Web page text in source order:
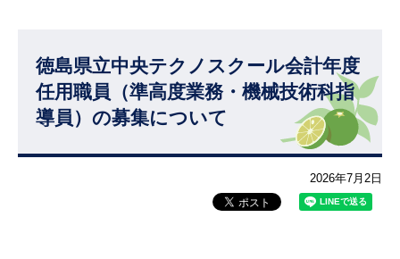
徳島県立中央テクノスクール会計年度
任用職員（準高度業務・機械技術科指
導員）の募集について
2026年7月2日